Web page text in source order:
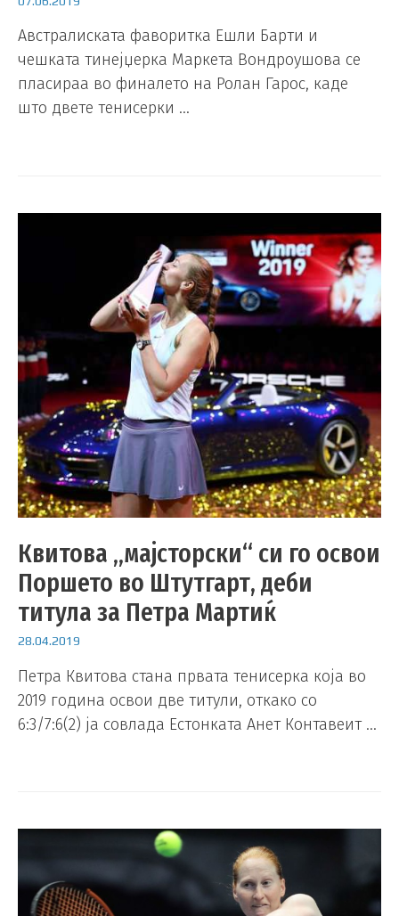
Австралиската фаворитка Ешли Барти и
чешката тинејџерка Маркета Вондроушова се
пласираа во финалето на Ролан Гарос, каде
што двете тенисерки …
Квитова „мајсторски“ си го освои
Поршето во Штутгарт, деби
титула за Петра Мартиќ
28.04.2019
Петра Квитова стана првата тенисерка која во
2019 година освои две титули, откако со
6:3/7:6(2) ја совлада Естонката Анет Контавеит …